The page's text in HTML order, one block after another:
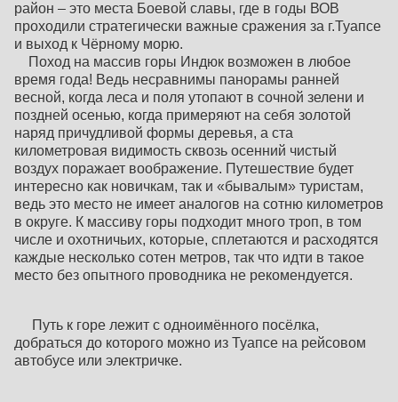
район – это места Боевой славы, где в годы ВОВ
проходили стратегически важные сражения за г.Туапсе
и выход к Чёрному морю.
Поход на массив горы Индюк возможен в любое
время года! Ведь несравнимы панорамы ранней
весной, когда леса и поля утопают в сочной зелени и
поздней осенью, когда примеряют на себя золотой
наряд причудливой формы деревья, а ста
километровая видимость сквозь осенний чистый
воздух поражает воображение. Путешествие будет
интересно как новичкам, так и «бывалым» туристам,
ведь это место не имеет аналогов на сотню километров
в округе. К массиву горы подходит много троп, в том
числе и охотничьих, которые, сплетаются и расходятся
каждые несколько сотен метров, так что идти в такое
место без опытного проводника не рекомендуется.
Путь к горе лежит с одноимённого посёлка,
добраться до которого можно из Туапсе на рейсовом
автобусе или электричке.